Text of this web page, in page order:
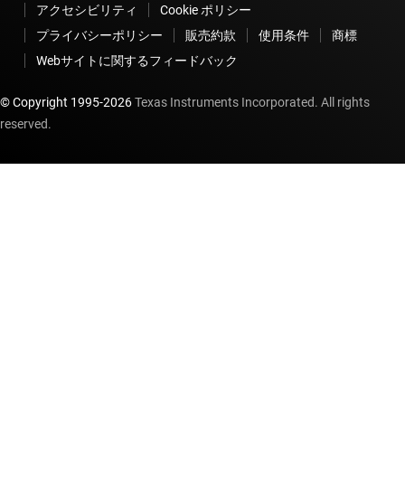
アクセシビリティ
Cookie ポリシー
プライバシーポリシー
販売約款 使用条件
商標
Webサイトに関するフィードバック
© Copyright 1995-2026Texas Instruments Incorporated. All rights
reserved.